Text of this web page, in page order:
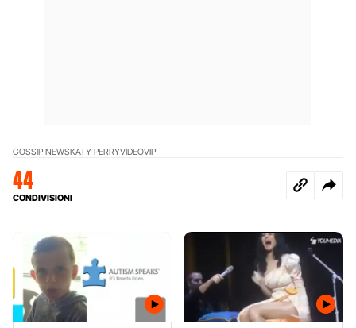
GOSSIP NEWSKATY PERRYVIDEOVIP
44
CONDIVISIONI